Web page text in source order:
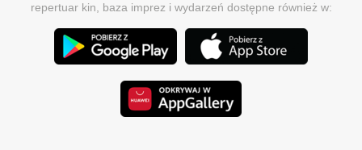
repertuar kin, baza imprez i wydarzeń dostępne również w: